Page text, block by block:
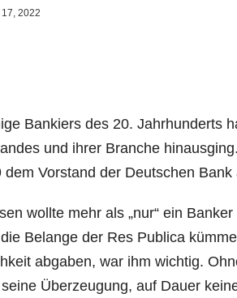
17, 2022
Bankiers des 20. Jahrhunderts
und ihrer Branche
dem Vorstand der Deutschen
wollte mehr als „nur“ ein
Belange der Res Publica
abgaben, war ihm wichtig.
Überzeugung, auf Dauer